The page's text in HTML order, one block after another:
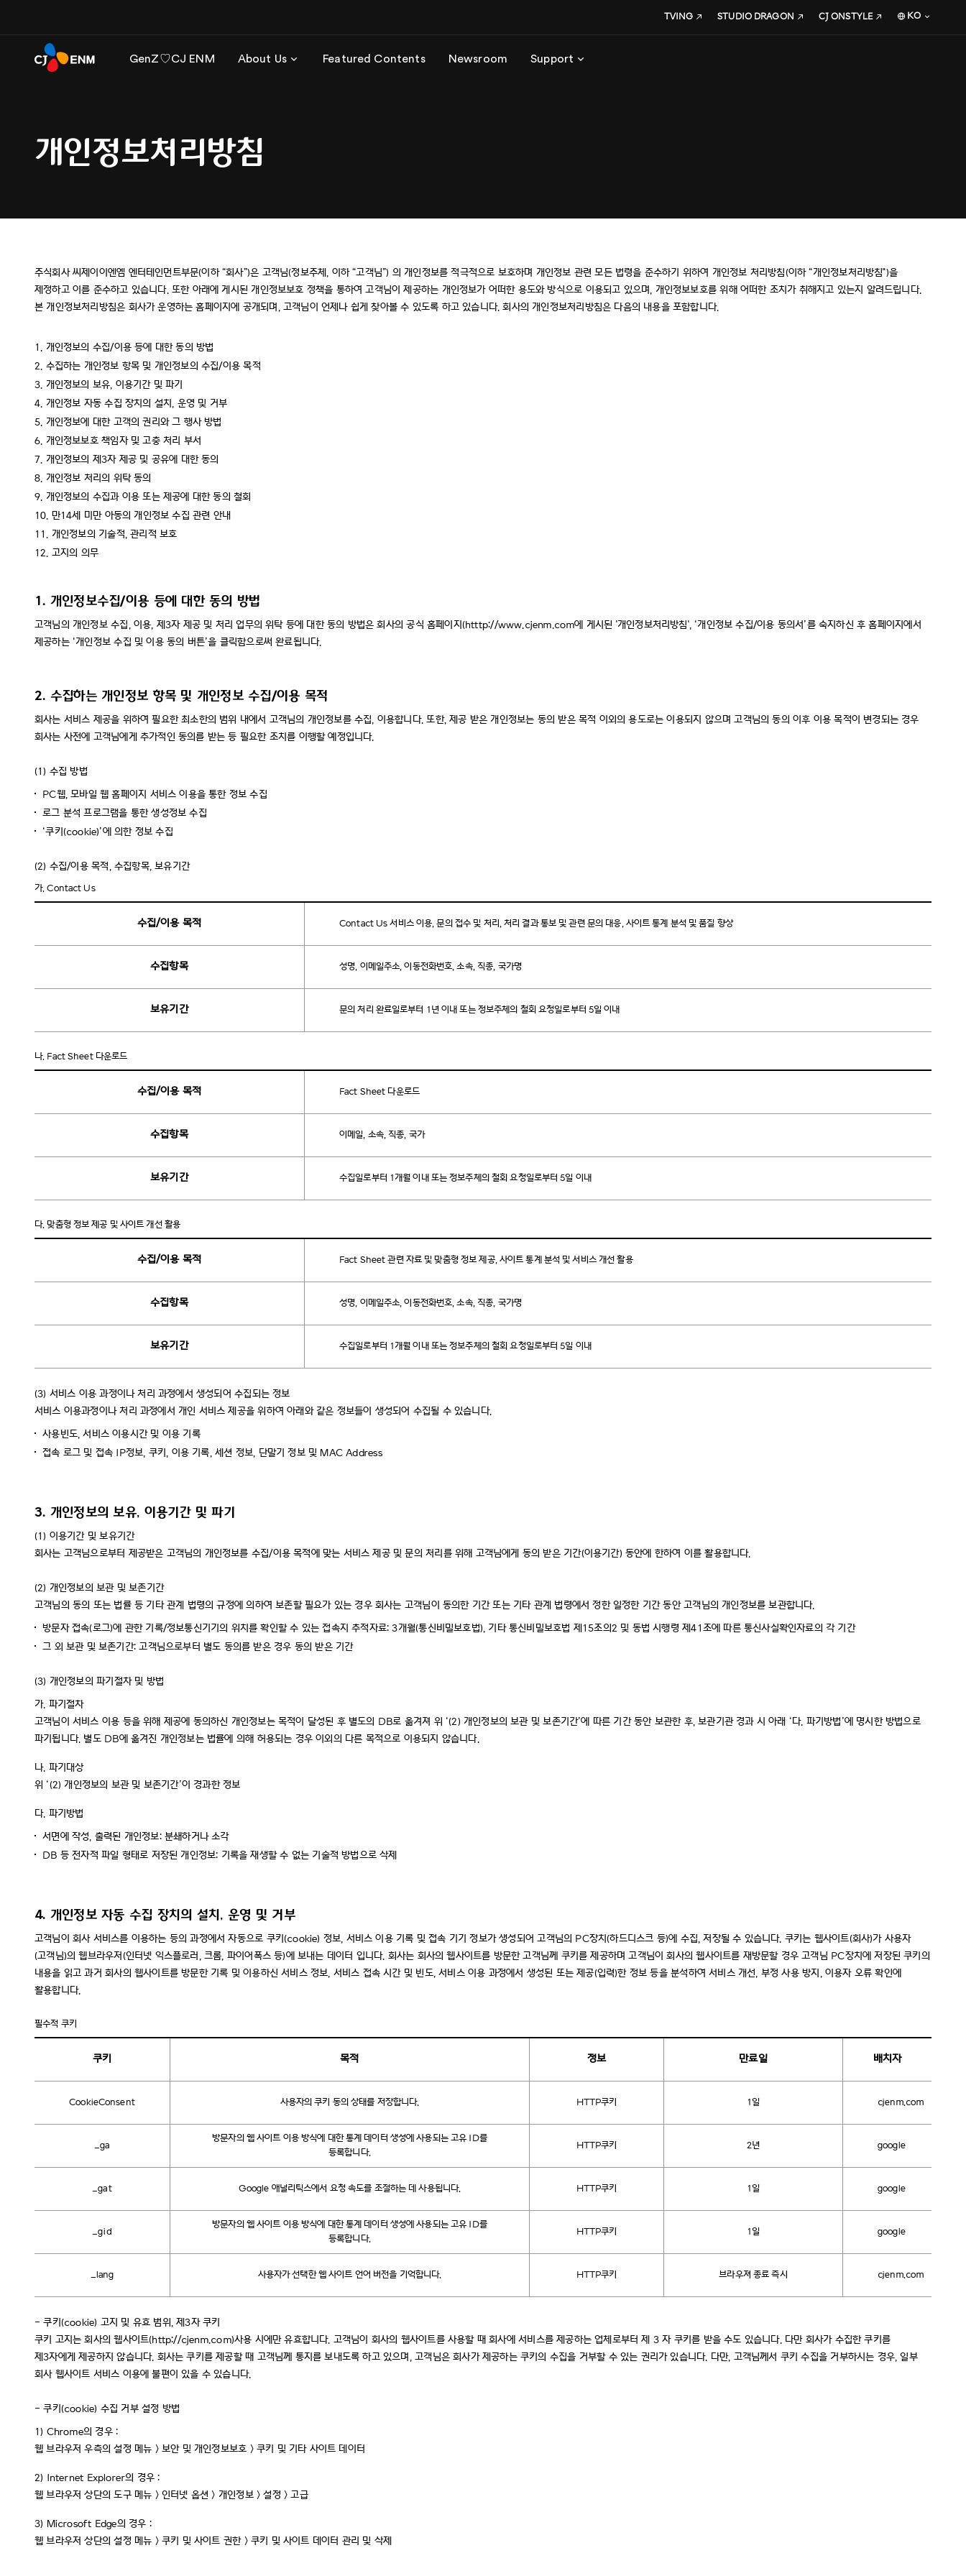
GenZ♡CJ ENM About Us Featured Contents Newsroom Support
TVING STUDIO DRAGON CJ ONSTYLE KO
개인정보처리방침
주식회사 씨제이이엔엠 엔터테인먼트부문(이하 “회사”)은 고객님(정보주체, 이하 “고객님”) 의 개인정보를 적극적으로 보호하며 개인정보 관련 모든 법령을 준수하기 위하여 개인정보 처리방침(이하 “개인정보처리방침")을
제정하고 이를 준수하고 있습니다. 또한 아래에 게시된 개인정보보호 정책을 통하여 고객님이 제공하는 개인정보가 어떠한 용도와 방식으로 이용되고 있으며, 개인정보보호를 위해 어떠한 조치가 취해지고 있는지 알려드립니다.
본 개인정보처리방침은 회사가 운영하는 홈페이지에 공개되며, 고객님이 언제나 쉽게 찾아볼 수 있도록 하고 있습니다. 회사의 개인정보처리방침은 다음의 내용을 포함합니다.
1. 개인정보의 수집/이용 등에 대한 동의 방법
2. 수집하는 개인정보 항목 및 개인정보의 수집/이용 목적
3. 개인정보의 보유, 이용기간 및 파기
4. 개인정보 자동 수집 장치의 설치, 운영 및 거부
5. 개인정보에 대한 고객의 권리와 그 행사 방법
6. 개인정보보호 책임자 및 고충 처리 부서
7. 개인정보의 제3자 제공 및 공유에 대한 동의
8. 개인정보 처리의 위탁 동의
9. 개인정보의 수집과 이용 또는 제공에 대한 동의 철회
10. 만14세 미만 아동의 개인정보 수집 관련 안내
11. 개인정보의 기술적, 관리적 보호
12. 고지의 의무
1. 개인정보수집/이용 등에 대한 동의 방법
고객님의 개인정보 수집, 이용, 제3자 제공 및 처리 업무의 위탁 등에 대한 동의 방법은 회사의 공식 홈페이지(htttp://www.cjenm.com에 게시된 '개인정보처리방침', ‘개인정보 수집/이용 동의서’를 숙지하신 후 홈페이지에서
제공하는 ‘개인정보 수집 및 이용 동의 버튼’을 클릭함으로써 완료됩니다.
2. 수집하는 개인정보 항목 및 개인정보 수집/이용 목적
회사는 서비스 제공을 위하여 필요한 최소한의 범위 내에서 고객님의 개인정보를 수집, 이용합니다. 또한, 제공 받은 개인정보는 동의 받은 목적 이외의 용도로는 이용되지 않으며 고객님의 동의 이후 이용 목적이 변경되는 경우
회사는 사전에 고객님에게 추가적인 동의를 받는 등 필요한 조치를 이행할 예정입니다.
(1) 수집 방법
PC웹, 모바일 웹 홈페이지 서비스 이용을 통한 정보 수집
로그 분석 프로그램을 통한 생성정보 수집
‘쿠키(cookie)’에 의한 정보 수집
(2) 수집/이용 목적, 수집항목, 보유기간
가.Contact Us
수집/이용 목적 Contact Us 서비스 이용, 문의 접수 및 처리, 처리 결과 통보 및 관련 문의 대응, 사이트 통계 분석 및 품질 향상
수집항목 성명, 이메일주소, 이동전화번호, 소속, 직종, 국가명
보유기간 문의 처리 완료일로부터 1년 이내 또는 정보주체의 철회 요청일로부터 5일 이내
나. Fact Sheet 다운로드
수집/이용 목적 Fact Sheet 다운로드
수집항목 이메일, 소속, 직종, 국가
보유기간 수집일로부터 1개월 이내 또는 정보주체의 철회 요청일로부터 5일 이내
다.맞춤형 정보 제공 및 사이트 개선 활용
수집/이용 목적 Fact Sheet 관련 자료 및 맞춤형 정보 제공, 사이트 통계 분석 및 서비스 개선 활용
수집항목 성명, 이메일주소, 이동전화번호, 소속, 직종, 국가명
보유기간 수집일로부터 1개월 이내 또는 정보주체의 철회 요청일로부터 5일 이내
(3) 서비스 이용 과정이나 처리 과정에서 생성되어 수집되는 정보
서비스 이용과정이나 처리 과정에서 개인 서비스 제공을 위하여 아래와 같은 정보들이 생성되어 수집될 수 있습니다.
사용빈도, 서비스 이용시간 및 이용 기록
접속 로그 및 접속 IP정보, 쿠키, 이용 기록, 세션 정보, 단말기 정보 및 MAC Address
3. 개인정보의 보유, 이용기간 및 파기
(1) 이용기간 및 보유기간
회사는 고객님으로부터 제공받은 고객님의 개인정보를 수집/이용 목적에 맞는 서비스 제공 및 문의 처리를 위해 고객님에게 동의 받은 기간(이용기간) 동안에 한하여 이를 활용합니다.
(2) 개인정보의 보관 및 보존기간
고객님의 동의 또는 법률 등 기타 관계 법령의 규정에 의하여 보존할 필요가 있는 경우 회사는 고객님이 동의한 기간 또는 기타 관계 법령에서 정한 일정한 기간 동안 고객님의 개인정보를 보관합니다.
방문자 접속(로그)에 관한 기록/정보통신기기의 위치를 확인할 수 있는 접속지 추적자료: 3개월(통신비밀보호법), 기타 통신비밀보호법 제15조의2 및 동법 시행령 제41조에 따른 통신사실확인자료의 각 기간
그 외 보관 및 보존기간: 고객님으로부터 별도 동의를 받은 경우 동의 받은 기간
(3) 개인정보의 파기절차 및 방법
가. 파기절차
고객님이 서비스 이용 등을 위해 제공에 동의하신 개인정보는 목적이 달성된 후 별도의 DB로 옮겨져 위 ‘(2) 개인정보의 보관 및 보존기간’에 따른 기간 동안 보관한 후, 보관기관 경과 시 아래 ‘다. 파기방법’에 명시한 방법으로
파기됩니다. 별도 DB에 옮겨진 개인정보는 법률에 의해 허용되는 경우 이외의 다른 목적으로 이용되지 않습니다.
나. 파기대상
위 ‘(2) 개인정보의 보관 및 보존기간’이 경과한 정보
다. 파기방법
서면에 작성, 출력된 개인정보: 분쇄하거나 소각
DB 등 전자적 파일 형태로 저장된 개인정보: 기록을 재생할 수 없는 기술적 방법으로 삭제
4. 개인정보 자동 수집 장치의 설치, 운영 및 거부
고객님이 회사 서비스를 이용하는 등의 과정에서 자동으로 쿠키(cookie) 정보, 서비스 이용 기록 및 접속 기기 정보가 생성되어 고객님의 PC장치(하드디스크 등)에 수집, 저장될 수 있습니다. 쿠키는 웹사이트(회사)가 사용자
(고객님)의 웹브라우저(인터넷 익스플로러, 크롬, 파이어폭스 등)에 보내는 데이터 입니다. 회사는 회사의 웹사이트를 방문한 고객님께 쿠키를 제공하며 고객님이 회사의 웹사이트를 재방문할 경우 고객님 PC장치에 저장된 쿠키의
내용을 읽고 과거 회사의 웹사이트를 방문한 기록 및 이용하신 서비스 정보, 서비스 접속 시간 및 빈도, 서비스 이용 과정에서 생성된 또는 제공(입력)한 정보 등을 분석하여 서비스 개선, 부정 사용 방지, 이용자 오류 확인에
활용합니다.
필수적 쿠키
쿠키 목적 정보 만료일 배치자
CookieConsent 사용자의 쿠키 동의 상태를 저장합니다. HTTP쿠키 1일 cjenm.com
_ga
방문자의 웹 사이트 이용 방식에 대한 통계 데이터 생성에 사용되는 고유 ID를
등록합니다.
HTTP쿠키 2년 google
_gat Google 애널리틱스에서 요청 속도를 조절하는 데 사용됩니다. HTTP쿠키 1일 google
_gid
방문자의 웹 사이트 이용 방식에 대한 통계 데이터 생성에 사용되는 고유 ID를
등록합니다.
HTTP쿠키 1일 google
_lang 사용자가 선택한 웹 사이트 언어 버전을 기억합니다. HTTP쿠키 브라우져 종료 즉시 cjenm.com
- 쿠키(cookie) 고지 및 유효 범위, 제3자 쿠키
쿠키 고지는 회사의 웹사이트(http://cjenm.com)사용 시에만 유효합니다. 고객님이 회사의 웹사이트를 사용할 때 회사에 서비스를 제공하는 업체로부터 제 3 자 쿠키를 받을 수도 있습니다. 다만 회사가 수집한 쿠키를
제3자에게 제공하지 않습니다. 회사는 쿠키를 제공할 때 고객님께 통지를 보내도록 하고 있으며, 고객님은 회사가 제공하는 쿠키의 수집을 거부할 수 있는 권리가 있습니다. 다만, 고객님께서 쿠키 수집을 거부하시는 경우, 일부
회사 웹사이트 서비스 이용에 불편이 있을 수 있습니다.
- 쿠키(cookie) 수집 거부 설정 방법
1) Chrome의 경우 :
웹 브라우저 우측의 설정 메뉴 > 보안 및 개인정보보호 > 쿠키 및 기타 사이트 데이터
2) Internet Explorer의 경우 :
웹 브라우저 상단의 도구 메뉴 > 인터넷 옵션 > 개인정보 > 설정 > 고급
3) Microsoft Edge의 경우 :
웹 브라우저 상단의 설정 메뉴 > 쿠키 및 사이트 권한 > 쿠키 및 사이트 데이터 관리 및 삭제